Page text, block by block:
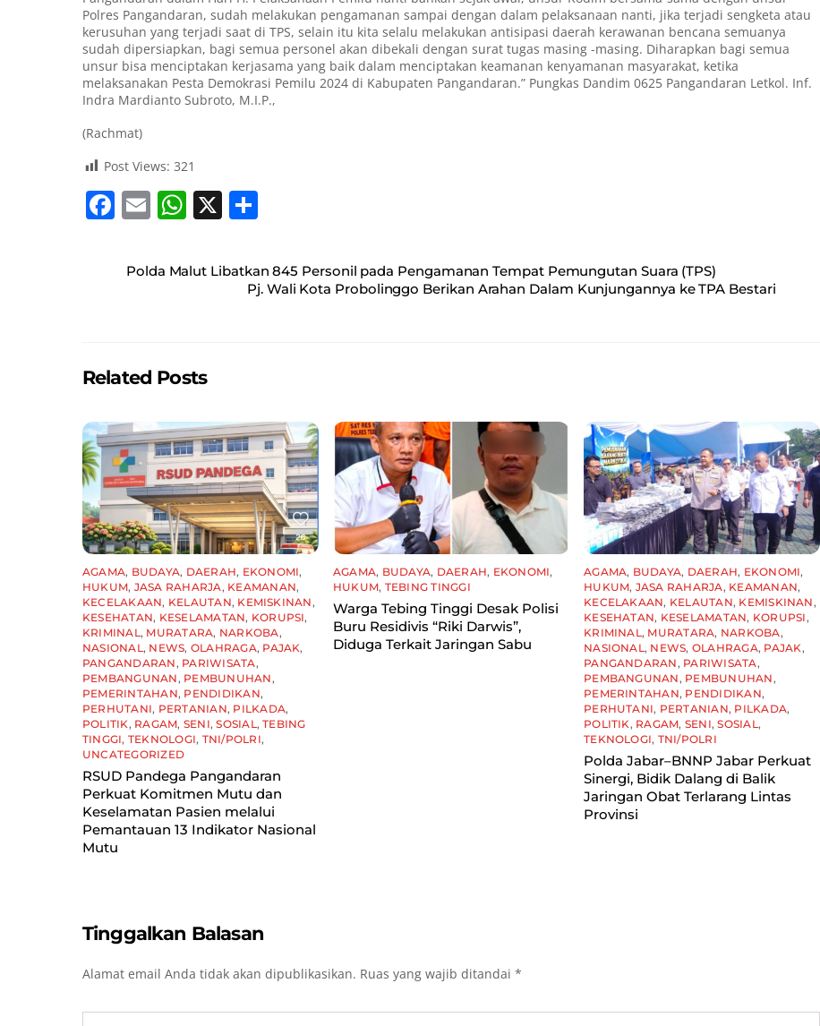
Polres Pangandaran, sudah melakukan pengamanan sampai dengan dalam pelaksanaan nanti, jika terjadi sengketa atau
kerusuhan yang terjadi saat di TPS, selain itu kita selalu melakukan antisipasi daerah kerawanan bencana semuanya
sudah dipersiapkan, bagi semua personel akan dibekali dengan surat tugas masing -masing. Diharapkan bagi semua
unsur bisa menciptakan kerjasama yang baik dalam menciptakan keamanan kenyamanan masyarakat, ketika
melaksanakan Pesta Demokrasi Pemilu 2024 di Kabupaten Pangandaran.” Pungkas Dandim 0625 Pangandaran Letkol. Inf.
Indra Mardianto Subroto, M.I.P.,
(Rachmat)
Post Views: 321
F
c
o
E
ai
W
at
p
X
ar
e
Polda Malut Libatkan 845 Personil pada Pengamanan Tempat Pemungutan Suara (TPS)
Pj. Wali Kota Probolinggo Berikan Arahan Dalam Kunjungannya ke TPA Bestari
Related Posts
AGAMA, BUDAYA, DAERAH, EKONOMI,
HUKUM, JASA RAHARJA, KEAMANAN,
KECELAKAAN, KELAUTAN, KEMISKINAN,
KESEHATAN, KESELAMATAN, KORUPSI,
KRIMINAL, MURATARA, NARKOBA,
NASIONAL, NEWS, OLAHRAGA, PAJAK,
PANGANDARAN, PARIWISATA,
PEMBANGUNAN, PEMBUNUHAN,
PEMERINTAHAN, PENDIDIKAN,
PERHUTANI, PERTANIAN, PILKADA,
POLITIK, RAGAM, SENI,SOSIAL,TEBING
TINGGI, TEKNOLOGI, TNI/POLRI,
UNCATEGORIZED
RSUD Pandega Pangandaran
Perkuat Komitmen Mutu dan
Keselamatan Pasien melalui
Pemantauan 13 Indikator Nasional
Mutu
AGAMA, BUDAYA, DAERAH, EKONOMI,
HUKUM, TEBING TINGGI
Warga Tebing Tinggi Desak Polisi
Buru Residivis “Riki Darwis”,
Diduga Terkait Jaringan Sabu
AGAMA, BUDAYA, DAERAH, EKONOMI,
HUKUM, JASA RAHARJA, KEAMANAN,
KECELAKAAN, KELAUTAN, KEMISKINAN,
KESEHATAN, KESELAMATAN, KORUPSI,
KRIMINAL, MURATARA, NARKOBA,
NASIONAL, NEWS, OLAHRAGA, PAJAK,
PANGANDARAN, PARIWISATA,
PEMBANGUNAN, PEMBUNUHAN,
PEMERINTAHAN, PENDIDIKAN,
PERHUTANI, PERTANIAN, PILKADA,
POLITIK, RAGAM, SENI,SOSIAL,
TEKNOLOGI, TNI/POLRI
Polda Jabar–BNNP Jabar Perkuat
Sinergi, Bidik Dalang di Balik
Jaringan Obat Terlarang Lintas
Provinsi
Tinggalkan Balasan
Alamat email Anda tidak akan dipublikasikan. Ruas yang wajib ditandai *